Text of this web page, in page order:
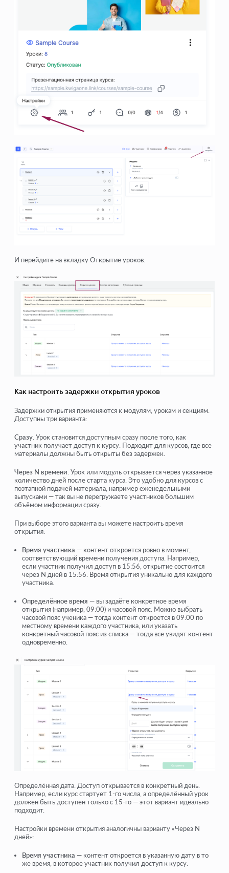
И перейдите на вкладку Открытие уроков.
Как настроить задержки открытия уроков
Задержки открытия применяются к модулям, урокам и секциям.
Доступны три варианта:
Сразу . Урок становится доступным сразу после того, как
участник получает доступ к курсу. Подходит для курсов, где все
материалы должны быть открыты без задержек.
Через N времени . Урок или модуль открывается через указанное
количество дней после старта курса. Это удобно для курсов с
поэтапной подачей материала, например еженедельными
выпусками — так вы не перегружаете участников большим
объёмом информации сразу.
При выборе этого варианта вы можете настроить время
открытия:
Время участника — контент откроется ровно в момент,
соответствующий времени получения доступа. Например,
если участник получил доступ в 15:56, открытие состоится
через N дней в 15:56. Время открытия уникально для каждого
участника.
Определённое время — вы задаёте конкретное время
открытия (например, 09:00) и часовой пояс. Можно выбрать
часовой пояс ученика — тогда контент откроется в 09:00 по
местному времени каждого участника, или указать
конкретный часовой пояс из списка — тогда все увидят контент
одновременно.
Определённая дата. Доступ открывается в конкретный день.
Например, если курс стартует 1-го числа, а определённый урок
должен быть доступен только с 15-го — этот вариант идеально
подходит.
Настройки времени открытия аналогичны варианту «Через N
дней»:
Время участника — контент откроется в указанную дату в то
же время, в которое участник получил доступ к курсу.